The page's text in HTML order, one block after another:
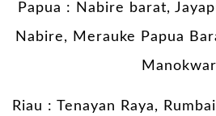
Papua : Nabire barat,
Nabire, Merauke Papua
Riau : Tenayan Raya,